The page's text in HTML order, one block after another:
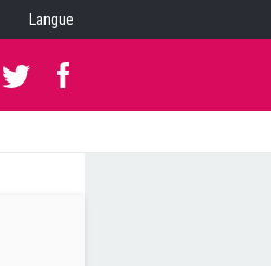
Langue